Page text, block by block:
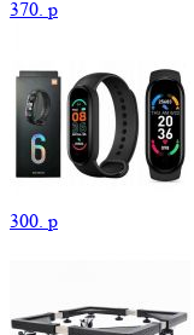
370. p
300. p